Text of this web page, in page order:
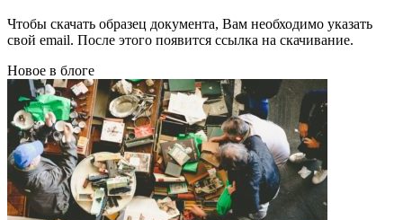
Чтобы скачать образец документа, Вам необходимо указать
свой email. После этого появится ссылка на скачивание.
Новое в блоге